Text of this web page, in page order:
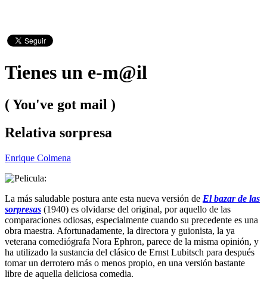
Tienes un e-m@il
( You've got mail )
Relativa sorpresa
Enrique Colmena
La más saludable postura ante esta nueva versión de El bazar de las
sorpresas (1940) es olvidarse del original, por aquello de las
comparaciones odiosas, especialmente cuando su precedente es una
obra maestra. Afortunadamente, la directora y guionista, la ya
veterana comediógrafa Nora Ephron, parece de la misma opinión, y
ha utilizado la sustancia del clásico de Ernst Lubitsch para después
tomar un derrotero más o menos propio, en una versión bastante
libre de aquella deliciosa comedia.